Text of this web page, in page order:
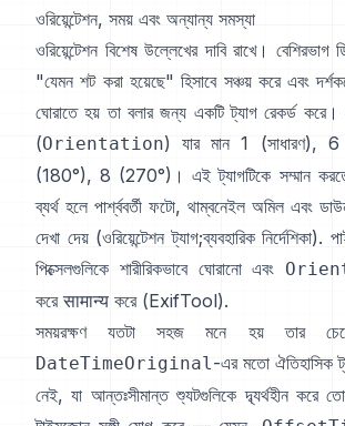
ওরিয়েন্টেশন, সময় এবং অন্যান্য সমস্যা
ওরিয়েন্টেশন বিশেষ উল্লেখের দাবি রাখে। বেশিরভাগ
"যেমন শট করা হয়েছে" হিসাবে সঞ্চয় করে এবং
ঘোরাতে হয় তা বলার জন্য একটি ট্যাগ রেকর্ড
(Orientation) যার মান 1
(180°), 8 (270°)। এই ট্যাগটিকে সম্মান
ব্যর্থ হলে পার্শ্ববর্তী ফটো, থাম্বনেইল অমিল এবং
দেখা দেয় (ওরিয়েন্টেশন ট্যাগ;ব্যবহারিক নির্দেশিকা).
পিক্সেলগুলিকে শারীরিকভাবে ঘোরানো এবং
করে सामान्य করে (ExifTool).
সময়রক্ষণ যতটা সহজ মনে হয় তার
DateTimeOriginal-এর মতো ঐতিহাসিক
নেই, যা আন্তঃসীমান্ত শ্যুটগুলিকে দ্ব্যর্থহীন করে